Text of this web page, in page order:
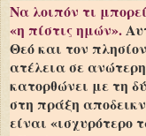
Να λοιπόν τι
«η πίστις ημών».
Θεό και τον
ατέλεια σε
κατορθώνει με τη
στη πράξη
είναι «ισχυρότερο